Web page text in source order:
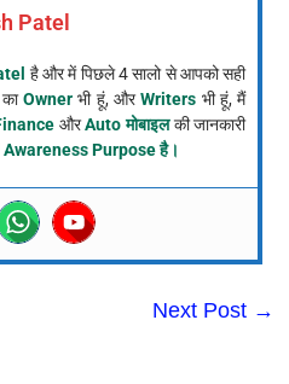
Patel
है और में पिछले 4 सालो से आपको सही
काOwnerभी हूं, औरWriters भी हूं, मैं
औरAuto मोबाइलकी जानकारी
Purpose है।
Next Post →